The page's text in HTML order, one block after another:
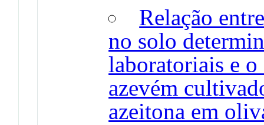
Relação
no solo
laboratoriais e
azevém
azeitona em